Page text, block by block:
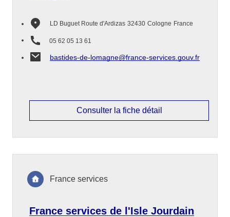
LD Buguet Route d'Ardizas 32430 Cologne France
05 62 05 13 61
bastides-de-lomagne@france-services.gouv.fr
Consulter la fiche détail
France services de l'Isle Jourdain
France services